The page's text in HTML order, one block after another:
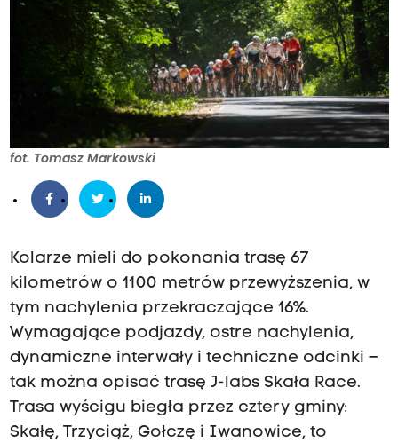
fot. Tomasz Markowski
Kolarze mieli do pokonania trasę 67
kilometrów o 1100 metrów przewyższenia, w
tym nachylenia przekraczające 16%.
Wymagające podjazdy, ostre nachylenia,
dynamiczne interwały i techniczne odcinki –
tak można opisać trasę J-labs Skała Race.
Trasa wyścigu biegła przez cztery gminy:
Skałę, Trzyciąż, Gołczę i Iwanowice, to